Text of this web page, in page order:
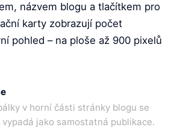
názvem blogu a tlačítkem pro
karty zobrazují počet
pohled – na ploše až 900 pixelů
v horní části stránky blogu se
jako samostatná publikace.